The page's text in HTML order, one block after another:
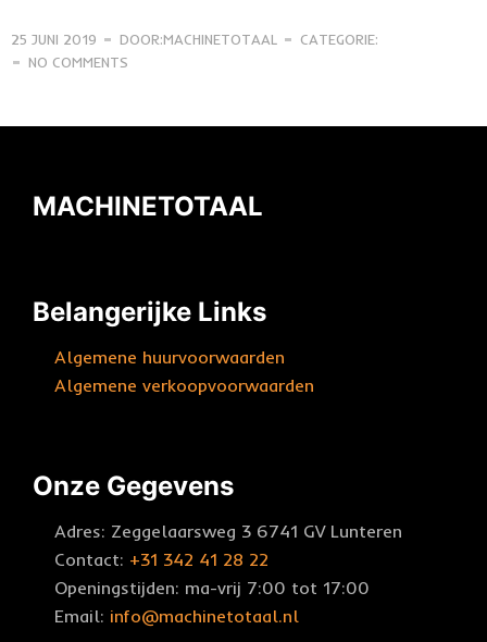
25 JUNI 2019 DOOR:MACHINETOTAAL
CATEGORIE:
NO COMMENTS
MACHINETOTAAL
Belangerijke Links
Algemene huurvoorwaarden
Algemene verkoopvoorwaarden
Onze Gegevens
Adres: Zeggelaarsweg 3 6741 GV Lunteren
Contact: +31 342 41 28 22
Openingstijden: ma-vrij 7:00 tot 17:00
Email: info@machinetotaal.nl